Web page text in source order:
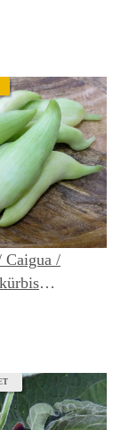
Samen
Caigua /
pedata)